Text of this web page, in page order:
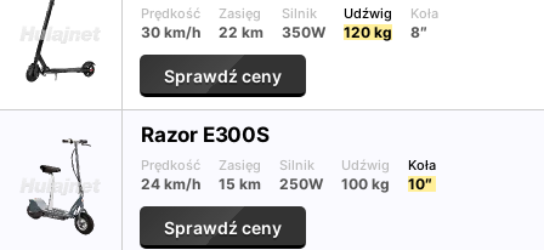
Prędkość
30 km/h
Zasięg
22 km
Silnik
350W
Udźwig
120 kg
Koła
8″
Sprawdź ceny
Razor E300S
Prędkość
24 km/h
Zasięg
15 km
Silnik
250W
Udźwig
100 kg
Koła
10″
Sprawdź ceny